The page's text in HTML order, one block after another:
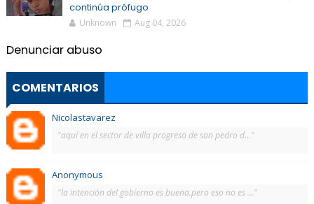
continúa prófugo
Unknown Aug 04, 2026
Denunciar abuso
COMENTARIOS
Nicolastavarez
"aquí en el sector de villa progreso de san pedro d..."
Anonymous
"la intención del gobierno es buena.pero eso no es ..."